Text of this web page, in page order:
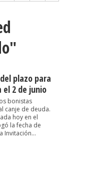
plazo para
2 de junio
bonistas
canje de deuda.
hoy en el
la fecha de
Invitación...